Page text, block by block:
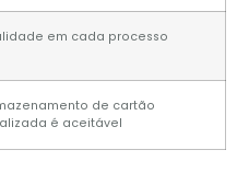
em cada processo
de cartão
é aceitável